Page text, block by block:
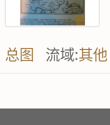
总图
流域:其他